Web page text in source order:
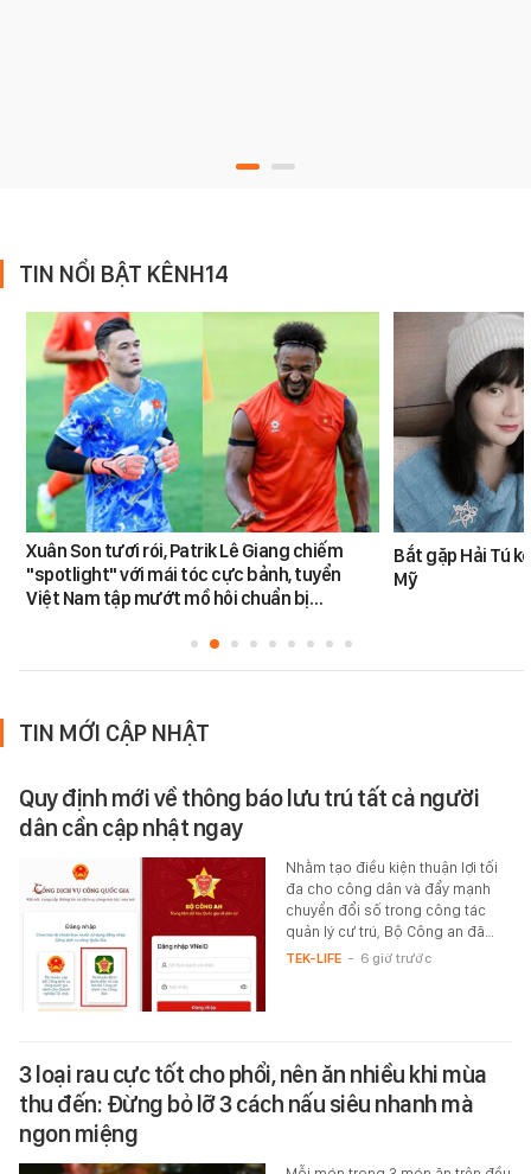
TIN NỔI BẬT KÊNH14
Xuân Son tươi rói, Patrik Lê Giang chiếm
"spotlight" với mái tóc cực bảnh, tuyển
Việt Nam tập mướt mồ hôi chuẩn bị…
Bắt gặp Hải Tú
Mỹ
TIN MỚI CẬP NHẬT
Quy định mới về thông báo lưu trú tất cả người
dân cần cập nhật ngay
Nhằm tạo điều kiện thuận lợi tối
đa cho công dân và đẩy mạnh
chuyển đổi số trong công tác
quản lý cư trú, Bộ Công an đã…
TEK-LIFE - 6 giờ trước
3 loại rau cực tốt cho phổi, nên ăn nhiều khi mùa
thu đến: Đừng bỏ lỡ 3 cách nấu siêu nhanh mà
ngon miệng